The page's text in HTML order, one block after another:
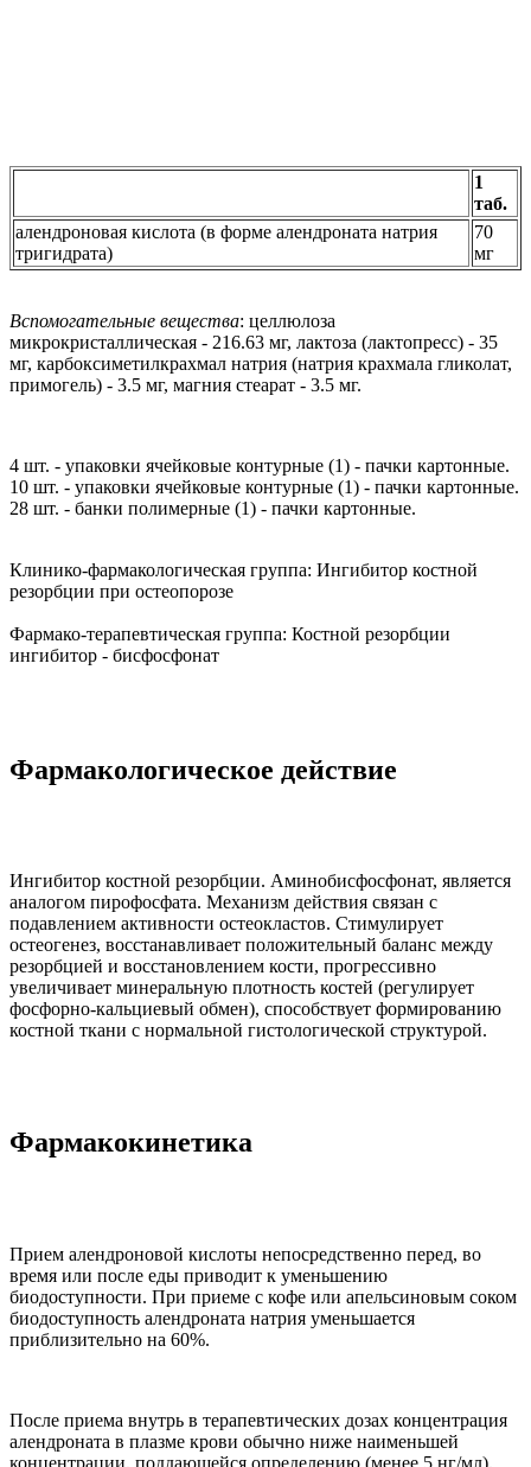
1
таб.
алендроновая кислота (в форме алендроната натрия
тригидрата)
70
мг
Вспомогательные вещества: целлюлоза
микрокристаллическая - 216.63 мг, лактоза (лактопресс) - 35
мг, карбоксиметилкрахмал натрия (натрия крахмала гликолат,
примогель) - 3.5 мг, магния стеарат - 3.5 мг.
4 шт. - упаковки ячейковые контурные (1) - пачки картонные.
10 шт. - упаковки ячейковые контурные (1) - пачки картонные.
28 шт. - банки полимерные (1) - пачки картонные.
Клинико-фармакологическая группа: Ингибитор костной
резорбции при остеопорозе
Фармако-терапевтическая группа: Костной резорбции
ингибитор - бисфосфонат
Фармакологическое действие
Ингибитор костной резорбции. Аминобисфосфонат, является
аналогом пирофосфата. Механизм действия связан с
подавлением активности остеокластов. Стимулирует
остеогенез, восстанавливает положительный баланс между
резорбцией и восстановлением кости, прогрессивно
увеличивает минеральную плотность костей (регулирует
фосфорно-кальциевый обмен), способствует формированию
костной ткани с нормальной гистологической структурой.
Фармакокинетика
Прием алендроновой кислоты непосредственно перед, во
время или после еды приводит к уменьшению
биодоступности. При приеме с кофе или апельсиновым соком
биодоступность алендроната натрия уменьшается
приблизительно на 60%.
После приема внутрь в терапевтических дозах концентрация
алендроната в плазме крови обычно ниже наименьшей